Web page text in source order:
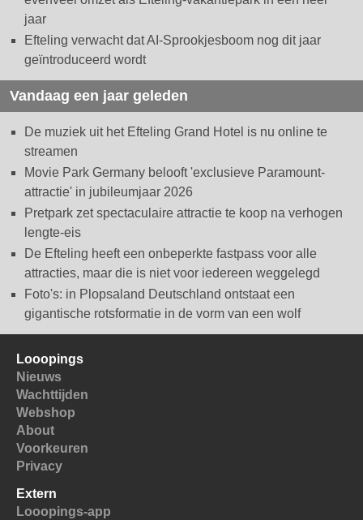
jaar
Efteling verwacht dat AI-Sprookjesboom nog dit jaar
geïntroduceerd wordt
Vandaag een jaar geleden
De muziek uit het Efteling Grand Hotel is nu online te
streamen
Movie Park Germany belooft 'exclusieve Paramount-
attractie' in jubileumjaar 2026
Pretpark zet spectaculaire attractie te koop na verhogen
lengte-eis
De Efteling heeft een onbeperkte fastpass voor alle
attracties, maar die is niet voor iedereen weggelegd
Foto's: in Plopsaland Deutschland ontstaat een
gigantische rotsformatie in de vorm van een wolf
Looopings
Nieuws
Wachttijden
Webshop
About
Voorkeuren
Privacy
Extern
Looopings-app